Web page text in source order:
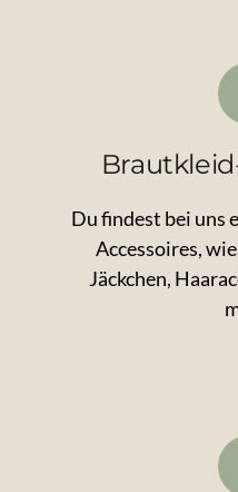
Du findest bei uns
Accessoires, wie
Jäckchen,